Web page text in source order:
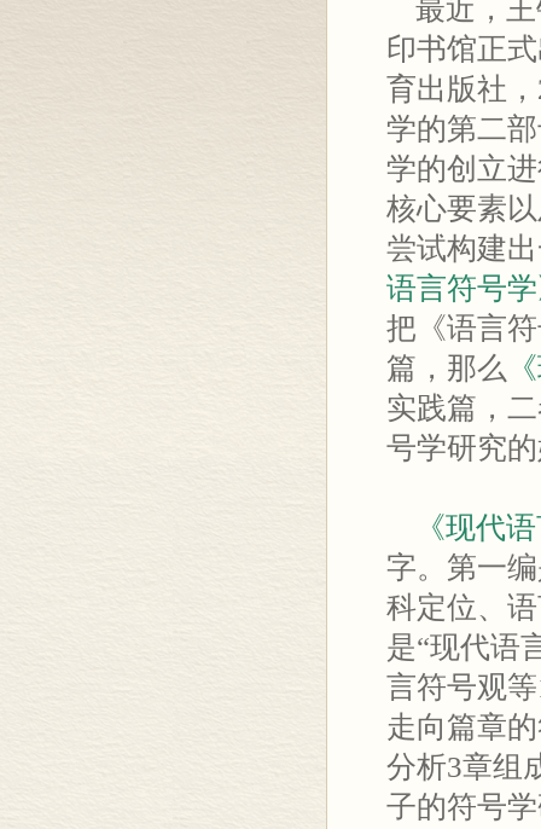
最近，王
印书馆正
育出版社
学的第二
学的创立
核心要素
尝试构建
语言符号
把《语言
篇，那么
实践篇，
号学研究
《现代
字。第一
科定位、
是“现代语
言符号观
走向篇章
分析3章组
子的符号